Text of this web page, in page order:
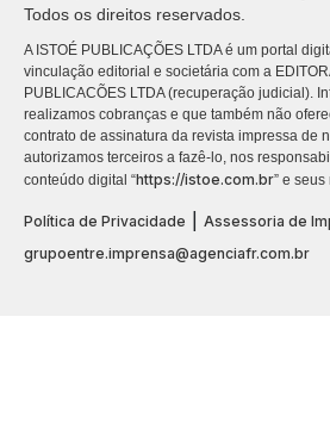
Todos os direitos reservados.
A ISTOÉ PUBLICAÇÕES LTDA é um portal
vinculação editorial e societária com a
PUBLICACÕES LTDA (recuperação judicial).
realizamos cobranças e que também não
contrato de assinatura da revista impressa de
autorizamos terceiros a fazê-lo, nos
conteúdo digital “https://istoe.com.br” e
Política de Privacidade
Assessoria de
grupoentre.imprensa@agenciafr.com.br